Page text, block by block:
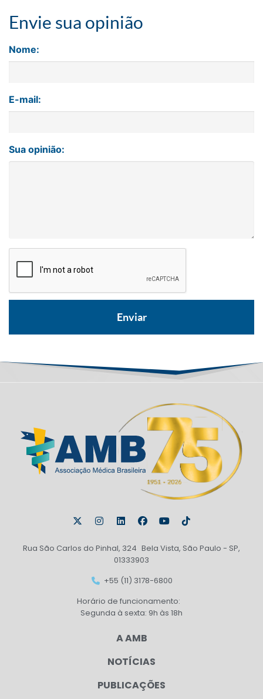
Envie sua opinião
Nome:
E-mail:
Sua opinião:
Rua São Carlos do Pinhal, 324 Bela Vista, São Paulo - SP,
01333903
+55 (11) 3178-6800
Horário de funcionamento:
Segunda à sexta: 9h às 18h
A AMB
NOTÍCIAS
PUBLICAÇÕES